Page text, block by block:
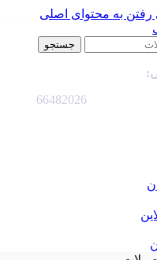
رفتن به محتوای اصلی
جستجو
66482026